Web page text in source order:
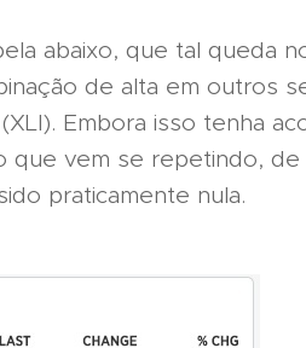
abaixo, que tal queda
de alta em outros
Embora isso tenha
vem se repetindo, de
praticamente nula.